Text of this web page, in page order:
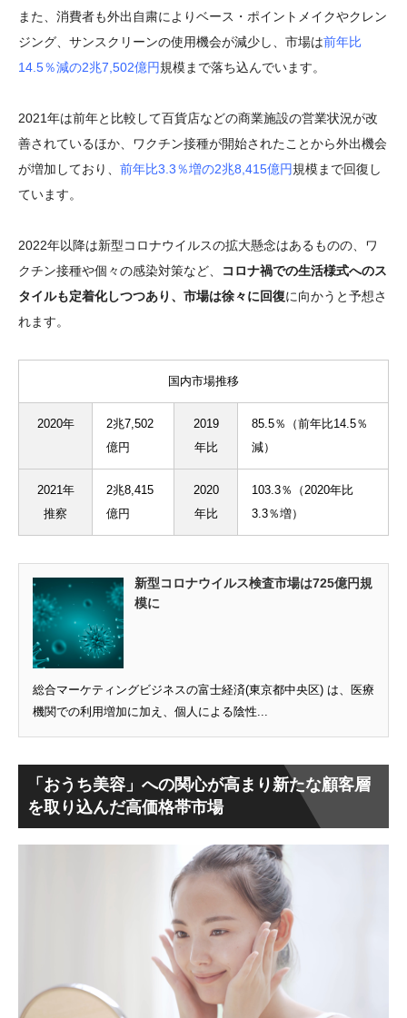
また、消費者も外出自粛によりベース・ポイントメイクやクレン
ジング、サンスクリーンの使用機会が減少し、市場は前年比
14.5％減の2兆7,502億円規模まで落ち込んでいます。
2021年は前年と比較して百貨店などの商業施設の営業状況が改
善されているほか、ワクチン接種が開始されたことから外出機会
が増加しており、 前年比3.3％増の2兆8,415億円規模まで回復し
ています。
2022年以降は新型コロナウイルスの拡大懸念はあるものの、ワ
クチン接種や個々の感染対策など、
コロナ禍での生活様式へのス
タイルも定着化しつつあり、市場は徐々に回復に向かうと予想さ
れます。
国内市場推移
2020年
2兆7,502
億円
2019
年比
85.5％（前年比14.5％
減）
2021年
推察
2兆8,415
億円
2020
年比
103.3％（2020年比
3.3％増）
新型コロナウイルス検査市場は725億円規
模に
総合マーケティングビジネスの富士経済(東京都中央区) は、医療
機関での利用増加に加え、個人による陰性...
「おうち美容」への関心が高まり新たな顧客層
を取り込んだ高価格帯市場